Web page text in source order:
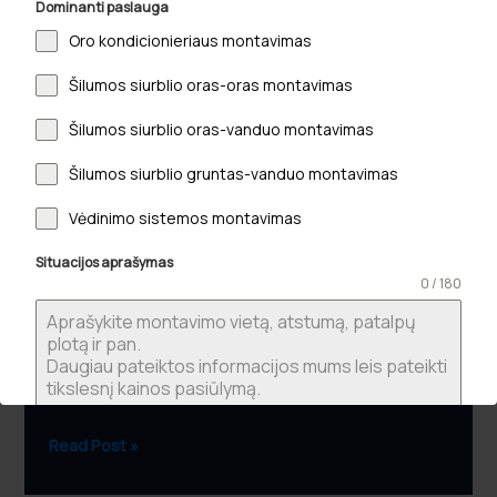
Dominanti paslauga
Oro kondicionieriaus montavimas
Šilumos siurblio oras-oras montavimas
Šilumos siurblio oras-vanduo montavimas
Šilumos siurblio gruntas-vanduo montavimas
Vėdinimo sistemos montavimas
Situacijos aprašymas
0 / 180
Išsamus gidas sveikam ir efektyviam vėsinimui
2026-06-08
Ar žinojote, kad po žiemos pertraukos pirmą kartą
įjungtas įrenginys gali tapti ne gaivos šaltiniu, o
pagrindine prastos savijautos ir neplanuotų…
2026:
Išsamus
gidas
sveikam
efektyviam
vėsinimui
Read Post »